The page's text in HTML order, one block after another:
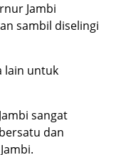
Jambi
sambil diselingi
lain untuk
sangat
dan